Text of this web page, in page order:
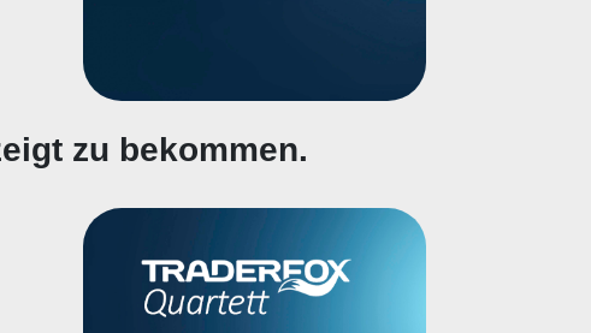
zu bekommen.